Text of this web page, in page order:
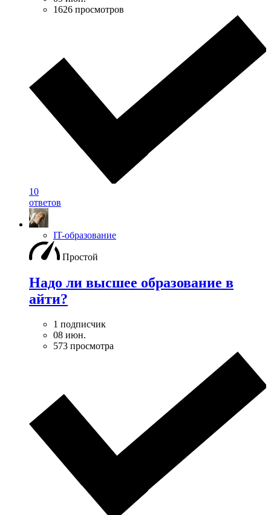
1626 просмотров
10
ответов
IT-образование
Простой
Надо ли высшее образование в
айти?
1 подписчик
08 июн.
573 просмотра